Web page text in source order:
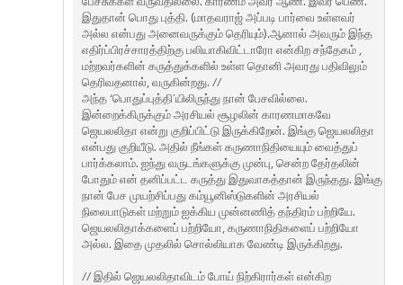
இதுதான் பொது புத்தி. (மாதவராஜ் அப்படி பார்வை உள்ளவர்
அல்ல என்பது அனைவருக்கும் தெரியும்).ஆனால் அவரும் இந்த
எதிர்ப்பிரச்சாரத்திற்கு பலியாகிவிட்டாரோ என்கிற சந்தேகம் ,
மற்றவர்களின் கருத்துக்களில் உள்ள தொனி அவரது பதிவிலும்
தெரிவதனால், வருகின்றது. //
அந்த ‘பொதுப்புத்தி’யிலிருந்து நான் பேசவில்லை.
இன்றைக்கிருக்கும் அரசியல் சூழலின் காரணமாகவே
ஜெயலலிதா என்று குறிப்பிட்டு இருக்கிறேன். இங்கு ஜெயலலிதா
என்பது குறியீடு. அதில் நீங்கள் கருணாநிதியையும் வைத்துப்
பார்க்கலாம். ஐந்து வருடங்களுக்கு முன்பு, சென்ற தேர்தலின்
போதும் என் தனிப்பட்ட கருத்து இதுவாகத்தான் இருந்தது. இங்கு
நான் பேச முயற்சிப்பது கம்யூனிஸ்டுகளின் அரசியல்
நிலைபாடுகள் மற்றும் ஐக்கிய முன்னணித் தந்திரம் பற்றியே.
ஜெயலலிதாக்களைப் பற்றியோ, கருணாநிதிகளைப் பற்றியோ
அல்ல. இதை முதலில் சொல்லியாக வேண்டி இருக்கிறது.
// இதில் ஜெயலலிதாவிடம் போய் நிற்கிரார்கள் என்கிற